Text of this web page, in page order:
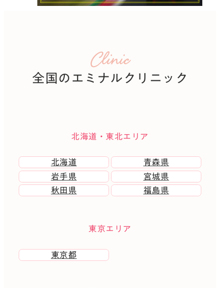
Clinic
全国のエミナルクリニック
北海道・東北エリア
北海道
青森県
岩手県
宮城県
秋田県
福島県
東京エリア
東京都